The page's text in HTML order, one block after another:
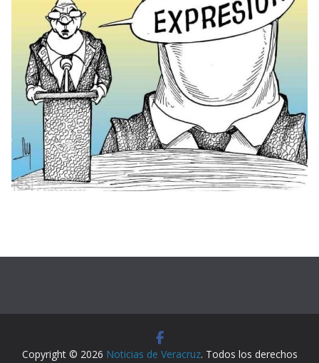
Copyright © 2026 Noticias de Veracruz. Todos los derechos